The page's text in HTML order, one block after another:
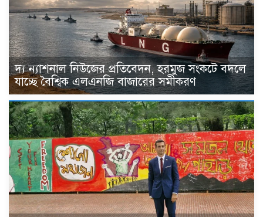
দ্য ন্যাশনাল নিউজের প্রতিবেদন, হরমুজ সংকটে বদলে
যাচ্ছে বৈশ্বিক এলএনজি বাজারের সমীকরণ